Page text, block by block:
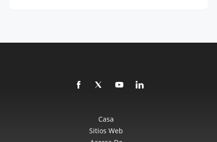
Casa
Sitios Web